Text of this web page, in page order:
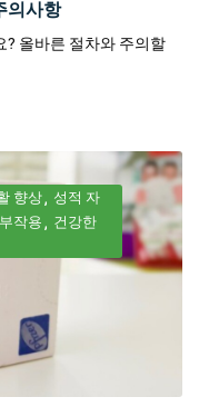
의사항
? 올바른 절차와 주의할
향상
성적 자
부작용
건강한